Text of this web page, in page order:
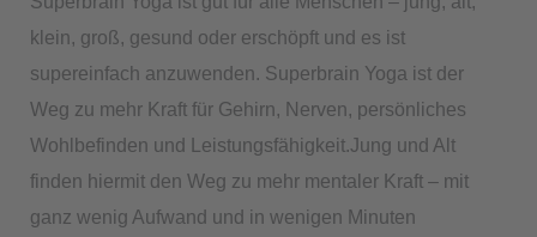
klein, groß, gesund oder erschöpft und es ist
supereinfach anzuwenden. Superbrain Yoga ist der
Weg zu mehr Kraft für Gehirn, Nerven, persönliches
Wohlbefinden und Leistungsfähigkeit.Jung und Alt
finden hiermit den Weg zu mehr mentaler Kraft – mit
ganz wenig Aufwand und in wenigen Minuten